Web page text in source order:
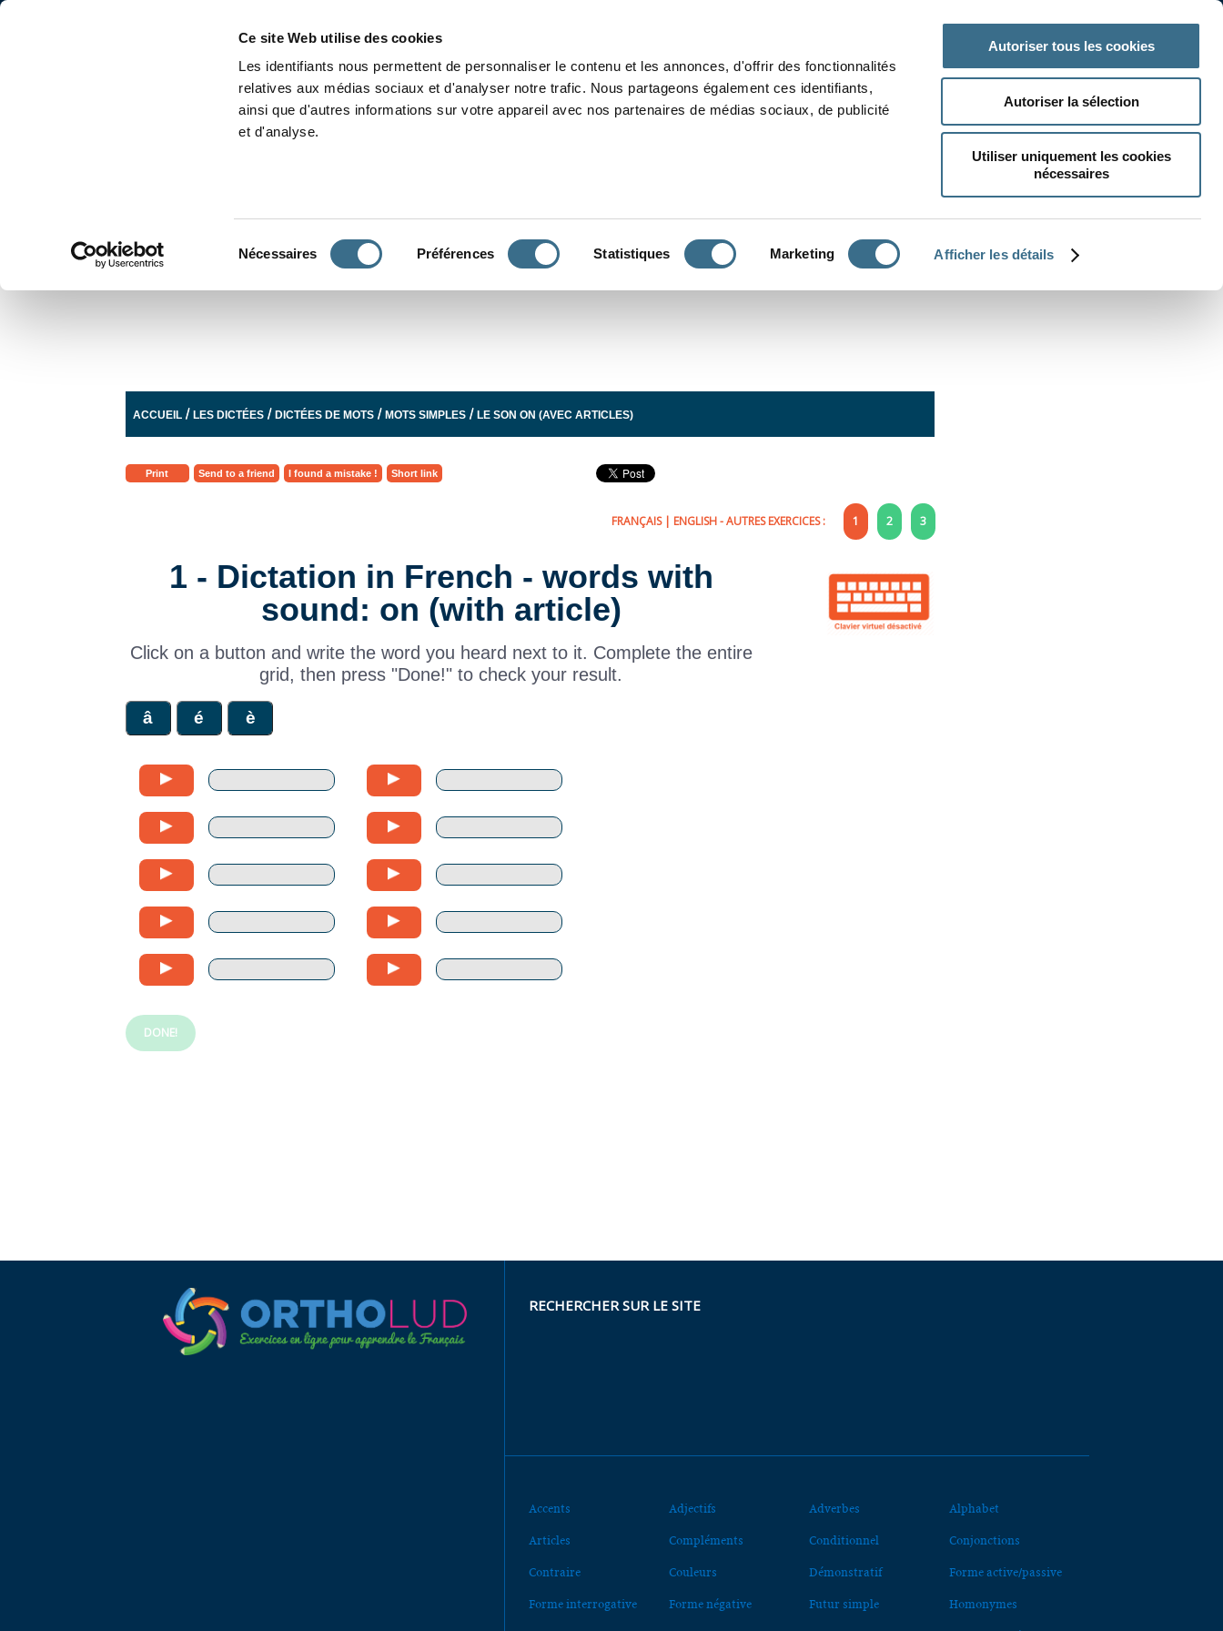
Ce site Web utilise des cookies
Les identifiants nous permettent de personnaliser le contenu et les annonces, d'offrir des fonctionnalités
relatives aux médias sociaux et d'analyser notre trafic. Nous partageons également ces identifiants,
ainsi que d'autres informations sur votre appareil avec nos partenaires de médias sociaux, de publicité
et d'analyse.
Nécessaires Préférences Statistiques Marketing Afficher les détails
Autoriser tous les cookies
Autoriser la sélection
Utiliser uniquement les cookies
nécessaires
ACCUEIL /LES DICTÉES /DICTÉES DE MOTS /MOTS SIMPLES /LE SON ON (AVEC ARTICLES)
Print Send to a friend I found a mistake ! Short link
FRANÇAIS| ENGLISH- AUTRES EXERCICES : 1 2 3
1 - Dictation in French - words with
sound: on (with article)
Click on a button and write the word you heard next to it. Complete the entire
grid, then press "Done!" to check your result.
DONE!
RECHERCHER SUR LE SITE
Accents Adjectifs Adverbes Alphabet
Articles Compléments Conditionnel Conjonctions
Contraire Couleurs Démonstratif Forme active/passive
Forme interrogative Forme négative Futur simple Homonymes